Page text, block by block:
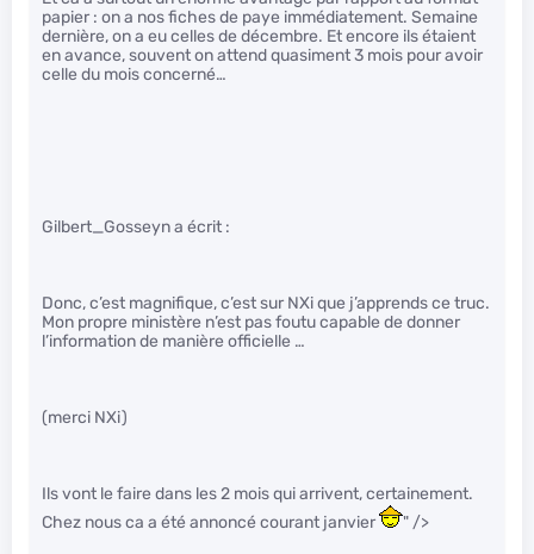
papier : on a nos fiches de paye immédiatement. Semaine
dernière, on a eu celles de décembre. Et encore ils étaient
en avance, souvent on attend quasiment 3 mois pour avoir
celle du mois concerné…
Gilbert_Gosseyn a écrit :
Donc, c’est magnifique, c’est sur NXi que j’apprends ce truc.
Mon propre ministère n’est pas foutu capable de donner
l’information de manière officielle …
(merci NXi)
Ils vont le faire dans les 2 mois qui arrivent, certainement.
Chez nous ca a été annoncé courant janvier
" />